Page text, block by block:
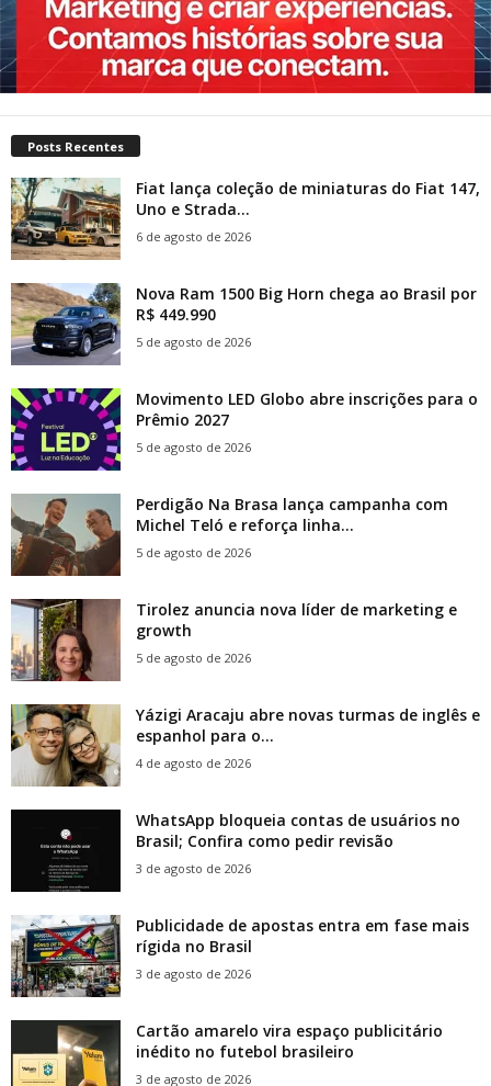
Posts Recentes
Fiat lança coleção de miniaturas do Fiat 147,
Uno e Strada...
6 de agosto de 2026
Nova Ram 1500 Big Horn chega ao Brasil por
R$ 449.990
5 de agosto de 2026
Movimento LED Globo abre inscrições para o
Prêmio 2027
5 de agosto de 2026
Perdigão Na Brasa lança campanha com
Michel Teló e reforça linha...
5 de agosto de 2026
Tirolez anuncia nova líder de marketing e
growth
5 de agosto de 2026
Yázigi Aracaju abre novas turmas de inglês e
espanhol para o...
4 de agosto de 2026
WhatsApp bloqueia contas de usuários no
Brasil; Confira como pedir revisão
3 de agosto de 2026
Publicidade de apostas entra em fase mais
rígida no Brasil
3 de agosto de 2026
Cartão amarelo vira espaço publicitário
inédito no futebol brasileiro
3 de agosto de 2026